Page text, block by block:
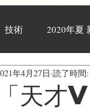
技術 2020年夏
レポート 日々
「天
年4月27日 読了時間